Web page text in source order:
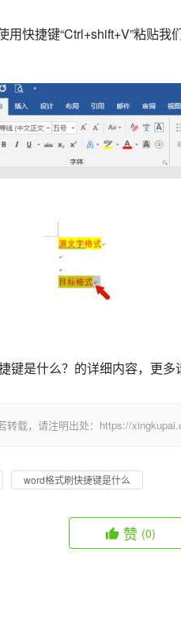
用快捷键“Ctrl+shift+V”粘贴
键是什么？的详细内容，更多
转载，请注明出处：https://
word格式刷快捷键是什么
赞 (0)